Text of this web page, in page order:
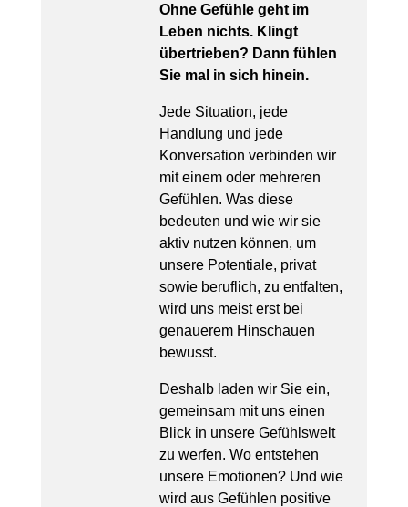
Ohne Gefühle geht im
Leben nichts. Klingt
übertrieben? Dann fühlen
Sie mal in sich hinein.
Jede Situation, jede
Handlung und jede
Konversation verbinden wir
mit einem oder mehreren
Gefühlen. Was diese
bedeuten und wie wir sie
aktiv nutzen können, um
unsere Potentiale, privat
sowie beruflich, zu entfalten,
wird uns meist erst bei
genauerem Hinschauen
bewusst.
Deshalb laden wir Sie ein,
gemeinsam mit uns einen
Blick in unsere Gefühlswelt
zu werfen. Wo entstehen
unsere Emotionen? Und wie
wird aus Gefühlen positive